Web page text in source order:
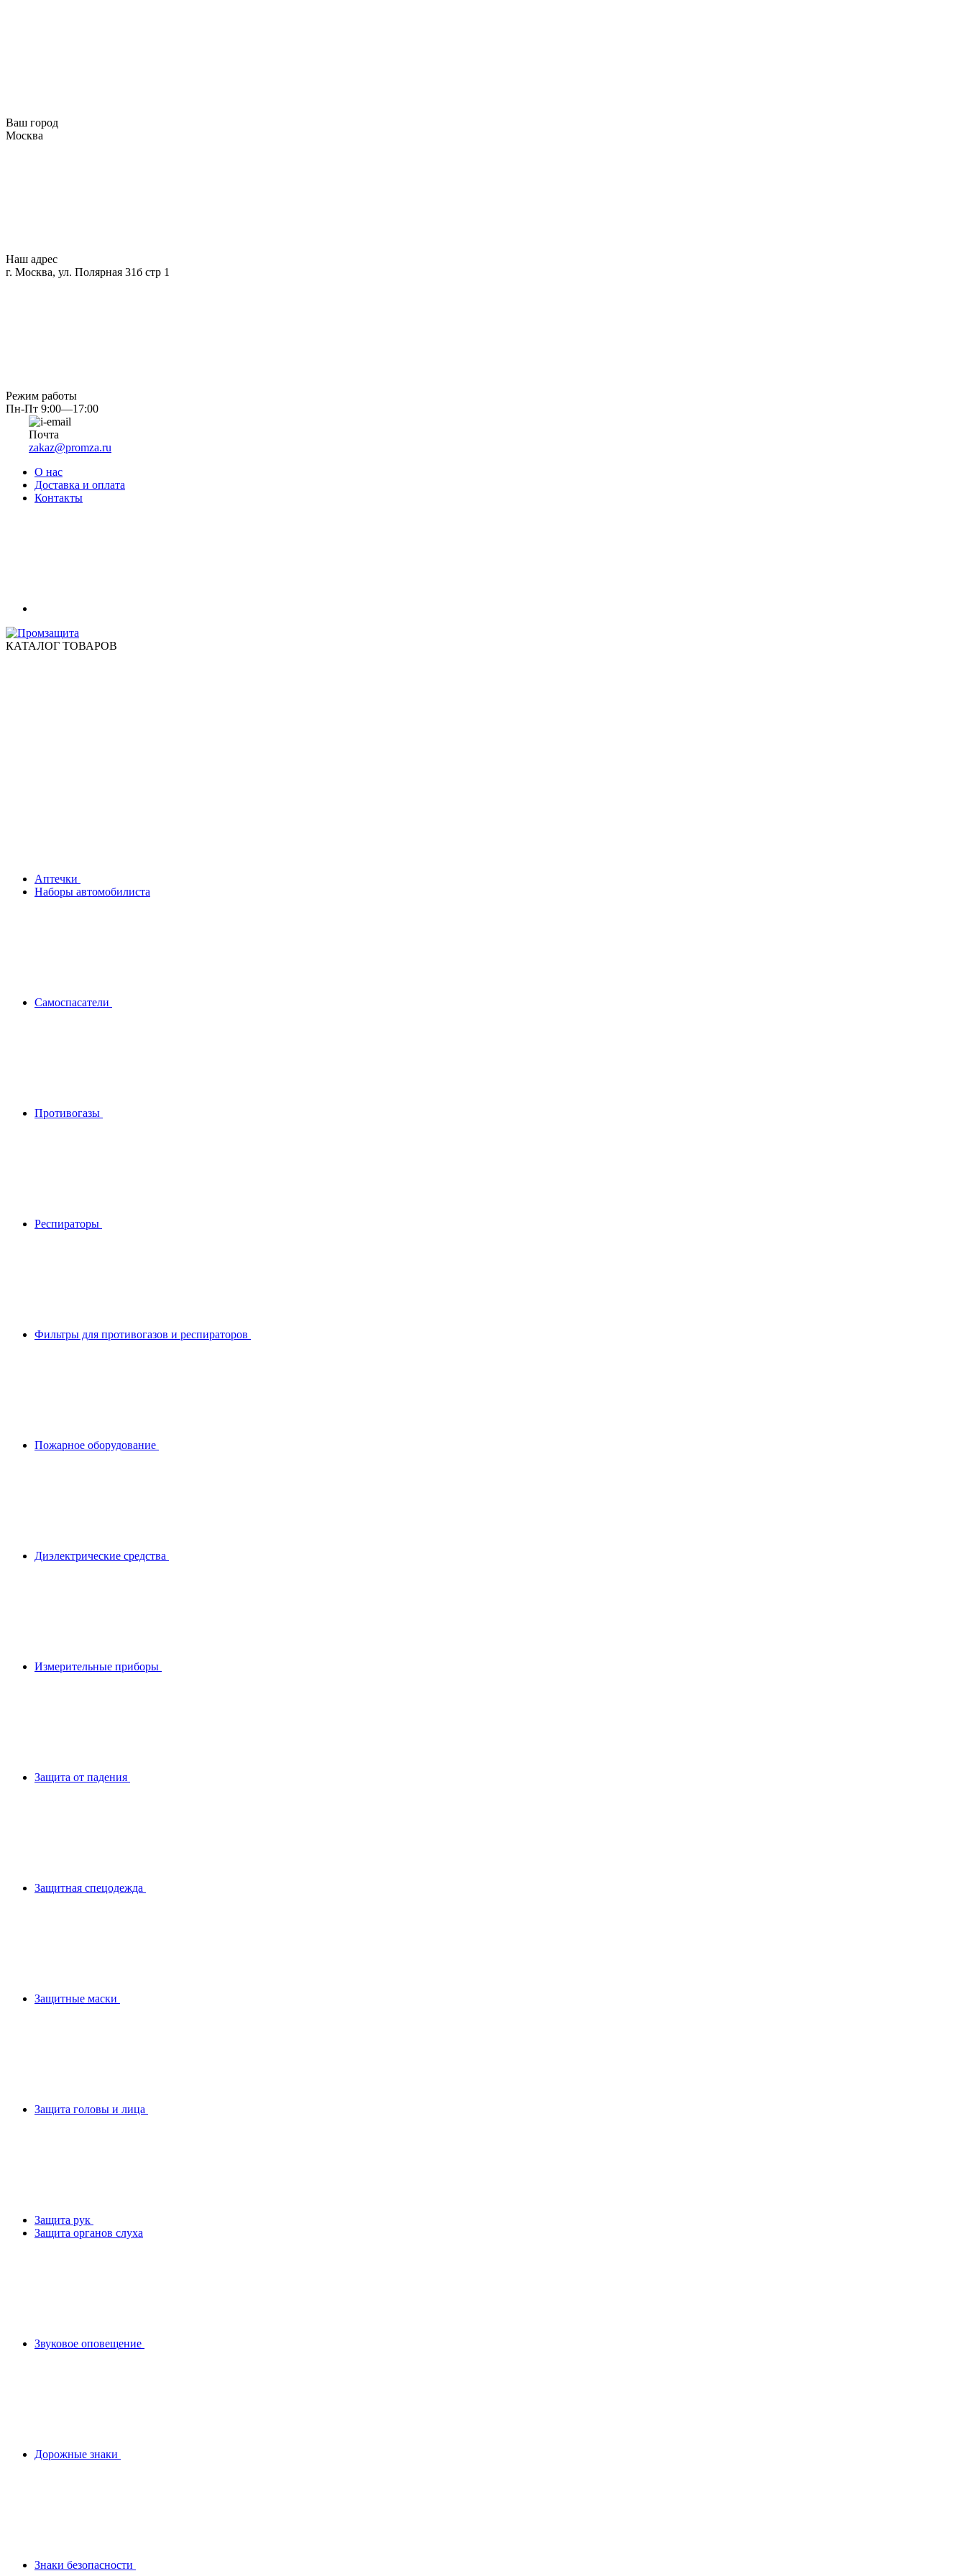
Ваш город
Москва
Наш адрес
г. Москва, ул. Полярная 31б стр 1
Режим работы
Пн-Пт 9:00—17:00
Почта
zakaz@promza.ru
О нас
Доставка и оплата
Контакты
КАТАЛОГ ТОВАРОВ
Аптечки
Наборы автомобилиста
Самоспасатели
Противогазы
Респираторы
Фильтры для противогазов и респираторов
Пожарное оборудование
Диэлектрические средства
Измерительные приборы
Защита от падения
Защитная спецодежда
Защитные маски
Защита головы и лица
Защита рук
Защита органов слуха
Звуковое оповещение
Дорожные знаки
Знаки безопасности